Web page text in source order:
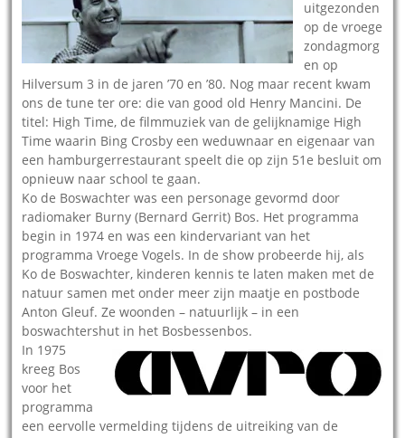
uitgezonden
op de vroege
zondagmorg
en op
Hilversum 3 in de jaren ’70 en ’80. Nog maar recent kwam
ons de tune ter ore: die van good old Henry Mancini. De
titel: High Time, de filmmuziek van de gelijknamige High
Time waarin Bing Crosby een weduwnaar en eigenaar van
een hamburgerrestaurant speelt die op zijn 51e besluit om
opnieuw naar school te gaan.
Ko de Boswachter was een personage gevormd door
radiomaker Burny (Bernard Gerrit) Bos. Het programma
begin in 1974 en was een kindervariant van het
programma Vroege Vogels. In de show probeerde hij, als
Ko de Boswachter, kinderen kennis te laten maken met de
natuur samen met onder meer zijn maatje en postbode
Anton Gleuf. Ze woonden – natuurlijk – in een
boswachtershut in het Bosbessenbos.
In 1975
kreeg Bos
voor het
programma
een eervolle vermelding tijdens de uitreiking van de